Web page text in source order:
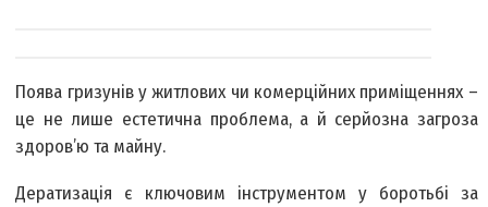
Поява гризунів у житлових чи комерційних приміщеннях –
це не лише естетична проблема, а й серйозна загроза
здоров’ю та майну.
Дератизація є ключовим інструментом у боротьбі за